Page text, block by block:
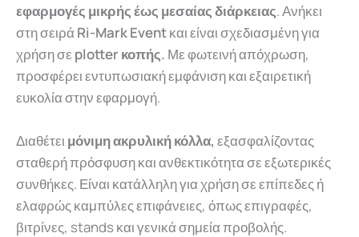
εφαρμογές μικρής έως μεσαίας διάρκειας. Ανήκει
στη σειρά Ri-Mark Eventκαι είναι σχεδιασμένη για
χρήση σε plotter κοπής. Με φωτεινή απόχρωση,
προσφέρει εντυπωσιακή εμφάνιση και εξαιρετική
ευκολία στην εφαρμογή.
Διαθέτει μόνιμη ακρυλική κόλλα, εξασφαλίζοντας
σταθερή πρόσφυση και ανθεκτικότητα σε εξωτερικές
συνθήκες. Είναι κατάλληλη για χρήση σε επίπεδες ή
ελαφρώς καμπύλες επιφάνειες, όπως επιγραφές,
βιτρίνες, stands και γενικά σημεία προβολής.